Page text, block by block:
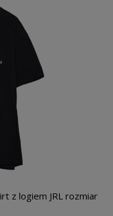
z logiem JRL rozmiar